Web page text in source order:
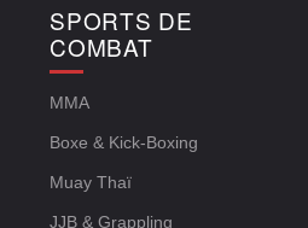
SPORTS DE
COMBAT
MMA
Boxe & Kick-Boxing
Muay Thaï
JJB & Grappling